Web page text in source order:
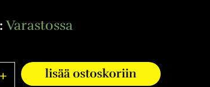
Varastossa
+ lisää ostoskoriin